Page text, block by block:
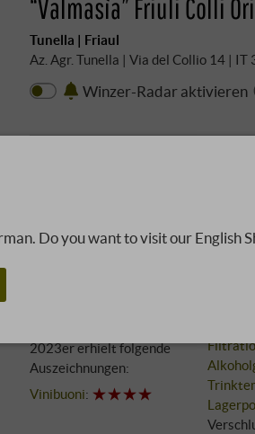
“Valmasìa” Friuli Colli
Tunella | Friaul
Az. Agr. Tunella | Via del Collio 14 |
Winzer-Radar aktivieren
2023er erhielt folgende
Auszeichnungen:
Vinibuoni:
Do you want to visit our English